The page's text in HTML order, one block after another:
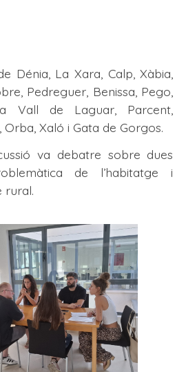
Dénia, La Xara, Calp, Xàbia,
Pedreguer, Benissa, Pego,
Vall de Laguar, Parcent,
Orba, Xaló i Gata de Gorgos.
va debatre sobre dues
de l’habitatge i
rural.